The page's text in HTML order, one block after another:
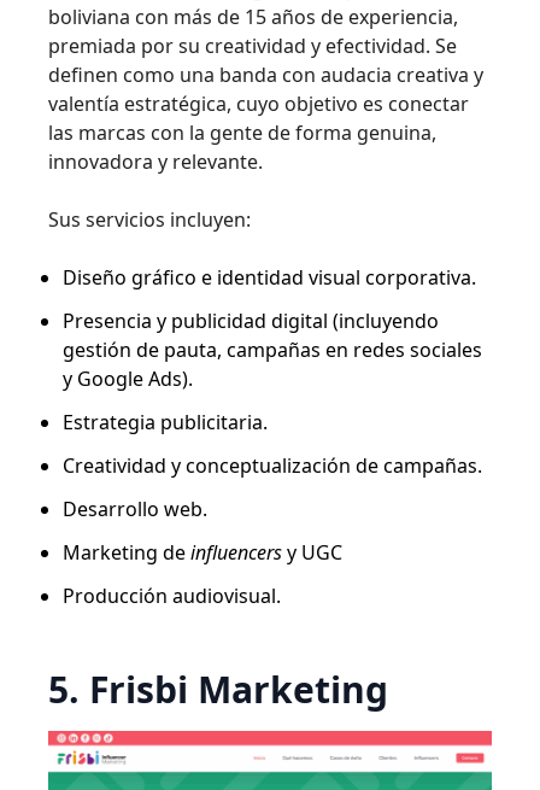
boliviana con más de 15 años de experiencia,
premiada por su creatividad y efectividad. Se
definen como una banda con audacia creativa y
valentía estratégica, cuyo objetivo es conectar
las marcas con la gente de forma genuina,
innovadora y relevante.
Sus servicios incluyen:
Diseño gráfico e identidad visual corporativa.
Presencia y publicidad digital (incluyendo
gestión de pauta, campañas en redes sociales
y Google Ads).
Estrategia publicitaria.
Creatividad y conceptualización de campañas.
Desarrollo web.
Marketing deinfluencersy UGC
Producción audiovisual.
5. Frisbi Marketing